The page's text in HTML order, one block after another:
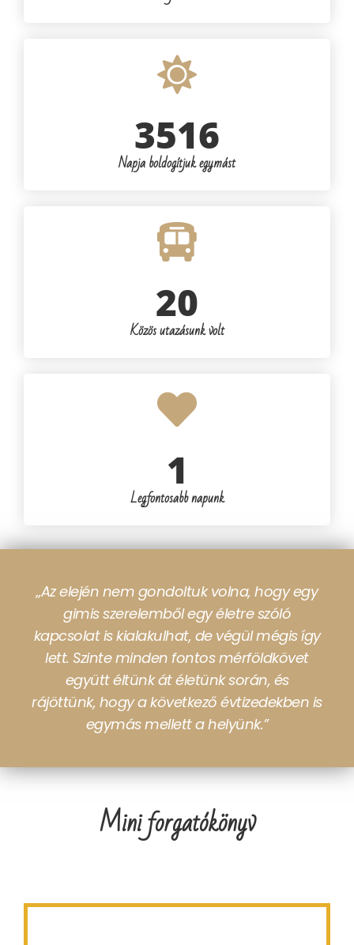
Napja boldogítjuk egymást
3516
Közös utazásunk volt
20
Legfontosabb napunk
1
„Az elején nem gondoltuk volna, hogy egy
gimis szerelemből egy életre szóló
kapcsolat is kialakulhat, de végül mégis így
lett. Szinte minden fontos mérföldkövet
együtt éltünk át életünk során, és
rájöttünk, hogy a következő évtizedekben is
egymás mellett a helyünk.”
Mini forgatókönyv